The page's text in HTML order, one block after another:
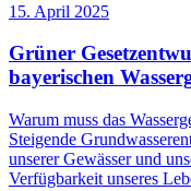
15. April 2025
Grüner
bayerischen
Warum muss das
Steigende
unserer Gewässer und
Verfügbarkeit unseres